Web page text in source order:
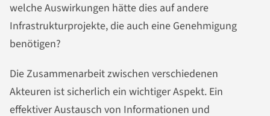
welche Auswirkungen hätte dies auf andere
Infrastrukturprojekte, die auch eine Genehmigung
benötigen?
Die Zusammenarbeit zwischen verschiedenen
Akteuren ist sicherlich ein wichtiger Aspekt. Ein
effektiver Austausch von Informationen und